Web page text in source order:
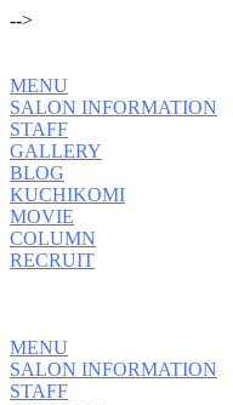
-->
MENU
SALON INFORMATION
STAFF
GALLERY
BLOG
KUCHIKOMI
MOVIE
COLUMN
RECRUIT
MENU
SALON INFORMATION
STAFF